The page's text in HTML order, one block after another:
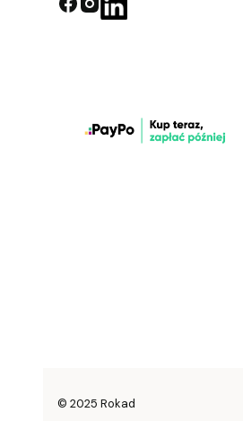
© 2025 Rokad